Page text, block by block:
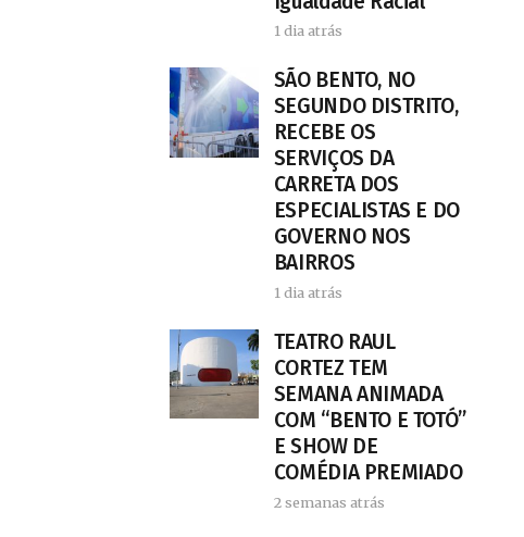
1 dia atrás
SÃO BENTO, NO
SEGUNDO DISTRITO,
RECEBE OS
SERVIÇOS DA
CARRETA DOS
ESPECIALISTAS E DO
GOVERNO NOS
BAIRROS
1 dia atrás
TEATRO RAUL
CORTEZ TEM
SEMANA ANIMADA
COM “BENTO E TOTÓ”
E SHOW DE
COMÉDIA PREMIADO
2 semanas atrás